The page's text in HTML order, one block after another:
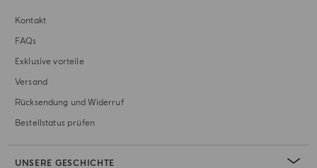
Kontakt
FAQs
Exklusive vorteile
Versand
Rücksendung und Widerruf
Bestellstatus prüfen
UNSERE GESCHICHTE